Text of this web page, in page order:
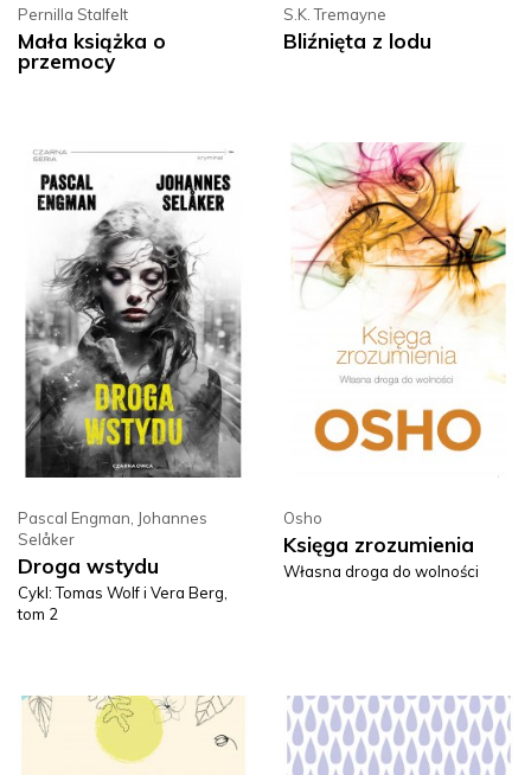
Pernilla Stalfelt
Mała książka o
przemocy
S.K. Tremayne
Bliźnięta z lodu
Pascal Engman Johannes
Selåker
Droga wstydu
Cykl: Tomas Wolf i Vera Berg,
tom 2
Osho
Księga zrozumienia
Własna droga do wolności